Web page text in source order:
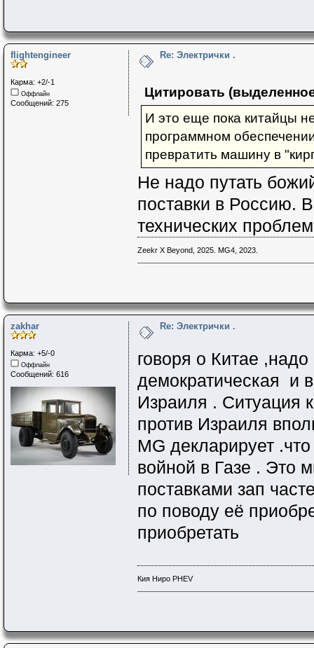
flightengineer
Карма: +2/-1
Оффлайн
Сообщений: 275
Re: Электрички .
Цитировать
И это еще пока китайцы
программном
превратить машину в
Не надо путать
поставки в Россию.
технических
Zeekr X Beyond, 2025. MG4, 2023.
zakhar
Карма: +5/-0
Оффлайн
Сообщений: 616
Re: Электрички .
говоря о Китае
демократическая и
Израиля . Ситуация
против Израиля
MG декларирует
войной в Газе . Это
поставками зап
по поводу её
приобретать
Кия Ниро PHEV